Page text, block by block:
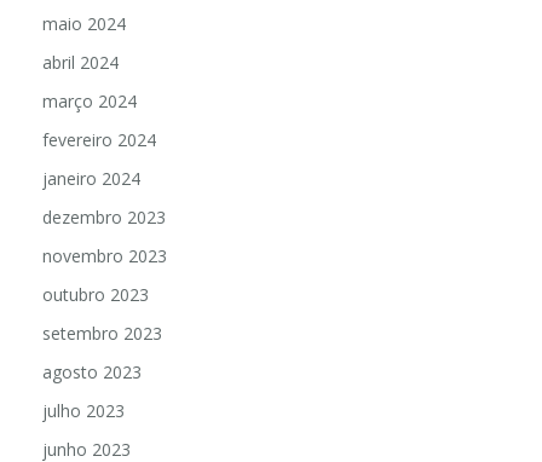
maio 2024
abril 2024
março 2024
fevereiro 2024
janeiro 2024
dezembro 2023
novembro 2023
outubro 2023
setembro 2023
agosto 2023
julho 2023
junho 2023